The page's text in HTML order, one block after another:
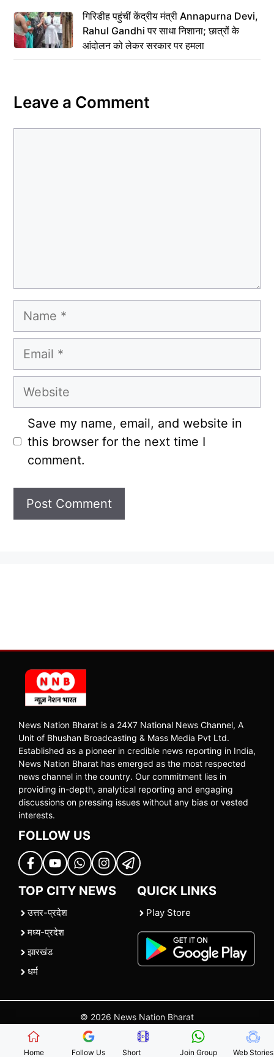
गिरिडीह पहुंचीं केंद्रीय मंत्री Annapurna Devi,
Rahul Gandhi पर साधा निशाना; छात्रों के
आंदोलन को लेकर सरकार पर हमला
Leave a Comment
Name
Email
Website
Save my name, email, and website in
this browser for the next time I
comment.
News Nation Bharat is a 24X7 National News Channel, A
Unit of Bhushan Broadcasting & Mass Media Pvt Ltd.
Established as a pioneer in credible news reporting in India,
News Nation Bharat has emerged as the most respected
news channel in the country. Our commitment lies in
providing in-depth, analytical reporting and engaging
discussions on pressing issues without any bias or vested
interests.
FOLLOW US
TOP CITY NEWS
उत्तर-प्रदेश
मध्य-प्रदेश
झारखंड
धर्म
QUICK LINKS
Play Store
© 2026 News Nation Bharat
Home| |Contact Us |Policies Terms and Conditions
Home Follow Us Short Join Group Web Stories